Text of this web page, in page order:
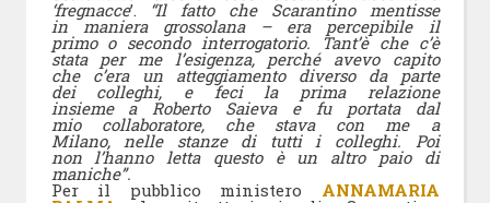
‘fregnacce’. “Il fatto che Scarantino mentisse
in maniera grossolana – era percepibile il
primo o secondo interrogatorio. Tant’è che c’è
stata per me l’esigenza, perché avevo capito
che c’era un atteggiamento diverso da parte
dei colleghi, e feci la prima relazione
insieme a Roberto Saieva e fu portata dal
mio collaboratore, che stava con me a
Milano, nelle stanze di tutti i colleghi. Poi
non l’hanno letta questo è un altro paio di
maniche”.
Per il pubblico ministero ANNAMARIA